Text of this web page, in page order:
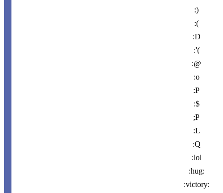
:)
:(
:D
:'(
:@
:o
:P
:$
;P
:L
:Q
:lol
:hug:
:victory: